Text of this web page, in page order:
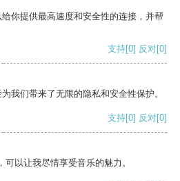
你提供最高速度和安全性的连接，并帮
支持[0] 反对[0]
我们带来了无限的隐私和安全性保护。
支持[0] 反对[0]
以让我尽情享受音乐的魅力。